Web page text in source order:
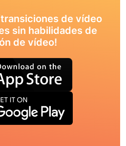
de vídeo
sin habilidades de
de vídeo!